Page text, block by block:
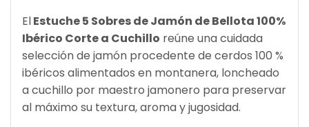
ElEstuche 5 Sobres de Jamón de Bellota 100%
Ibérico Corte a Cuchillo reúne una cuidada
selección de jamón procedente de cerdos 100 %
ibéricos alimentados en montanera, loncheado
a cuchillo por maestro jamonero para preservar
al máximo su textura, aroma y jugosidad.